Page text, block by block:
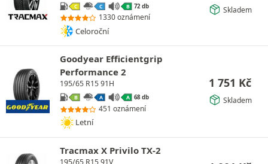
C C B 72 db
1330 oznámení
Celoroční
Skladem
Goodyear Efficientgrip
Performance 2
195/65 R15 91H
B A A 68 db
451 oznámení
Letní
1 751 Kč
Skladem
Tracmax X Privilo TX-2
195/65 R15 91V